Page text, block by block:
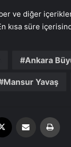
ve diğer
kısa süre
Ankara
Mansur Yavaş
Email'den paylaş